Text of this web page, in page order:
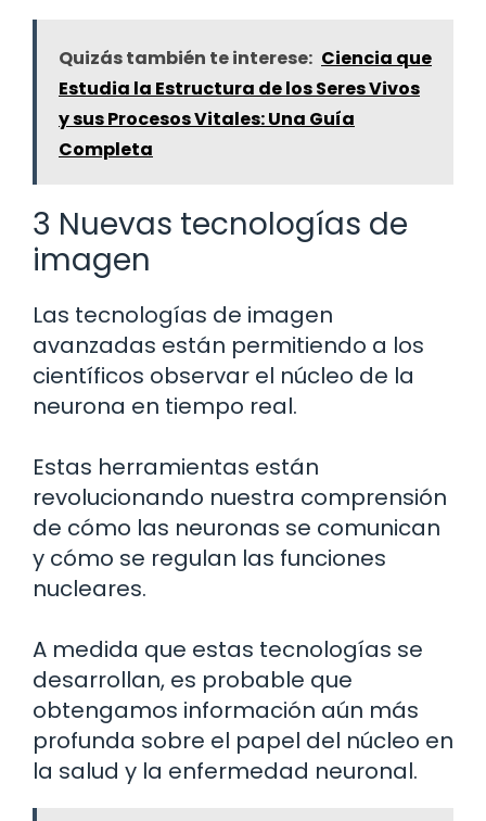
Quizás también te interese: Ciencia que
Estudia la Estructura de los Seres Vivos
y sus Procesos Vitales: Una Guía
Completa
3 Nuevas tecnologías de
imagen
Las tecnologías de imagen
avanzadas están permitiendo a los
científicos observar el núcleo de la
neurona en tiempo real.
Estas herramientas están
revolucionando nuestra comprensión
de cómo las neuronas se comunican
y cómo se regulan las funciones
nucleares.
A medida que estas tecnologías se
desarrollan, es probable que
obtengamos información aún más
profunda sobre el papel del núcleo en
la salud y la enfermedad neuronal.